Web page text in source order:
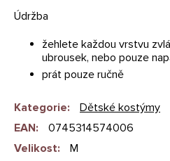
Údržba
žehlete každou vrstvu
ubrousek, nebo pouze
prát pouze ručně
Kategorie:
Dětské kostýmy
EAN:
0745314574006
Velikost:
M